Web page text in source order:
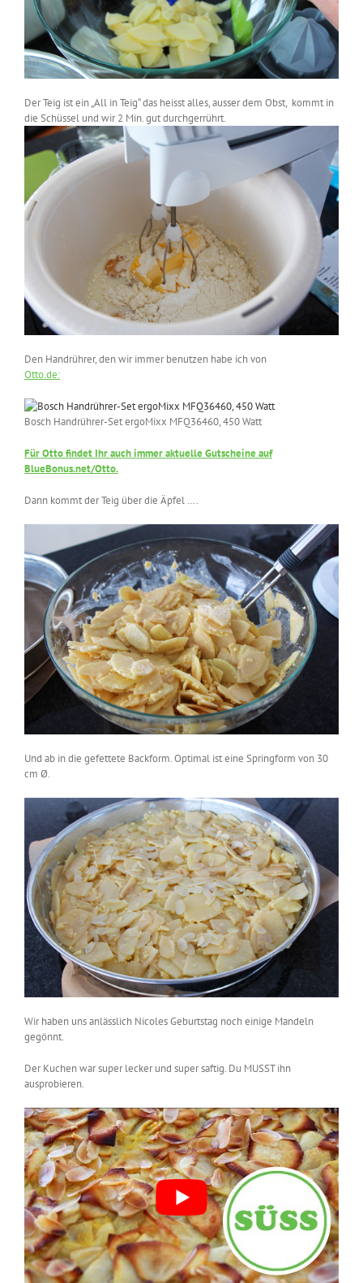
Der Teig ist ein „All in Teig“ das heisst alles, ausser dem Obst, kommt in
die Schüssel und wir 2 Min. gut durchgerrührt.
Den Handrührer, den wir immer benutzen habe ich von
Otto.de:
Bosch Handrührer-Set ergoMixx MFQ36460, 450 Watt
Für Otto findet Ihr auch immer aktuelle Gutscheine auf
BlueBonus.net/Otto.
Dann kommt der Teig über die Äpfel ….
Und ab in die gefettete Backform. Optimal ist eine Springform von 30
cm Ø.
Wir haben uns anlässlich Nicoles Geburtstag noch einige Mandeln
gegönnt.
Der Kuchen war super lecker und super saftig. Du MUSST ihn
ausprobieren.